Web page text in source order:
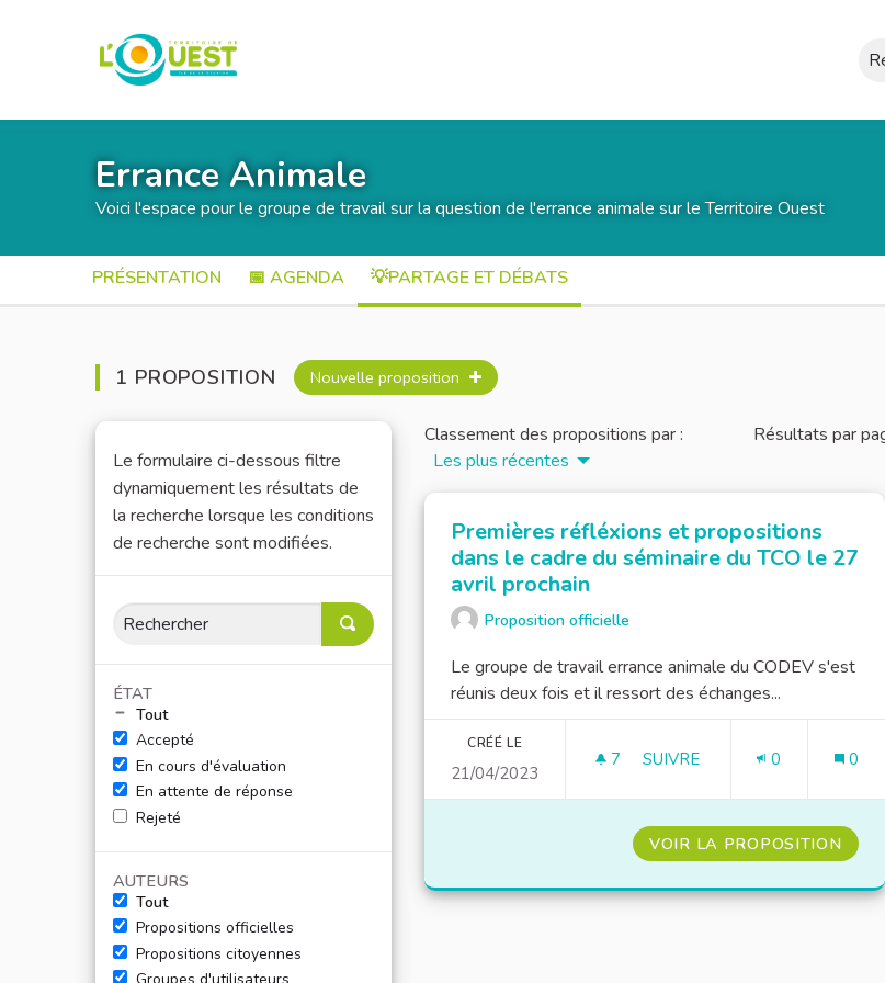
Errance Animale
Voici l'espace pour le groupe de travail sur la question de l'errance animale sur le Territoire Ouest
PRÉSENTATION 📅 AGENDA 💡PARTAGE ET DÉBATS
1 PROPOSITION Nouvelle proposition
Le formulaire ci-dessous filtre
dynamiquement les résultats de
la recherche lorsque les conditions
de recherche sont modifiées.
ÉTAT
Tout
Accepté
En cours d'évaluation
En attente de réponse
Rejeté
AUTEURS
Tout
Propositions officielles
Propositions citoyennes
Classement des propositions par :
Les plus récentes
Résultats par
Premières réfléxions et propositions
dans le cadre du séminaire du TCO le 27
avril prochain
Proposition officielle
Le groupe de travail errance animale du CODEV s'est
réunis deux fois et il ressort des échanges...
CRÉÉ LE
21/04/2023
7 7 ABONNÉS
SUIVRE 0 0
VOIR LA PROPOSITION